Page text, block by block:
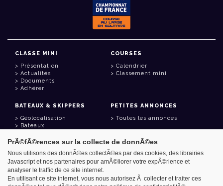
CLASSE MINI
Présentation
Actualités
Documents
Adhérer
COURSES
Calendrier
Classement mini
BATEAUX & SKIPPERS
Géolocalisation
Bateaux
PETITES ANNONCES
Toutes les annonces
LIENS UTILES
Espace adhérent
Contact
Carnet d'adresses
PrÃ©fÃ©rences sur la collecte de donnÃ©es
Nous utilisons des donnÃ©es collectÃ©es par des cookies, des librairies
Javascript et nos partenaires pour amÃ©liorer votre expÃ©rience et
analyser le traffic de ce site internet.
En utilisant ce site internet, vous nous autorisez Ã collecter et traiter ces